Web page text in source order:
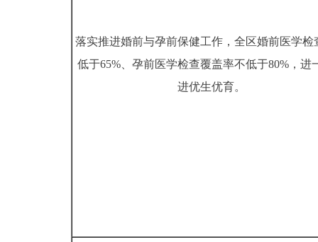
落实推进婚前与孕前保健工作，全区婚前医学检
低于65%、孕前医学检查覆盖率不低于80%，进
进优生优育。